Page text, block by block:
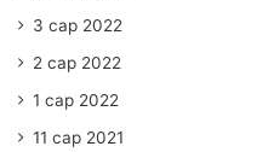
3 сар 2022
2 сар 2022
1 сар 2022
11 сар 2021